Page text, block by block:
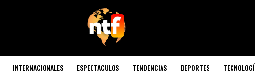
INTERNACIONALES ESPECTACULOS TENDENCIAS DEPORTES